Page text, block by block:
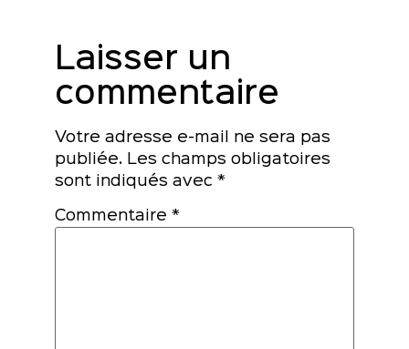
Laisser un
commentaire
Votre adresse e-mail ne sera pas
publiée. Les champs obligatoires
sont indiqués avec *
Commentaire *